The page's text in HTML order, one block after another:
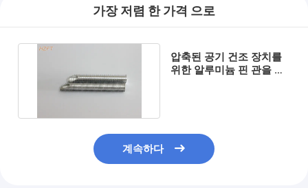
가장 저렴 한 가격 으로
압축된 공기 건조 장치를
위한 알루미늄 핀 관을 이
계속하다